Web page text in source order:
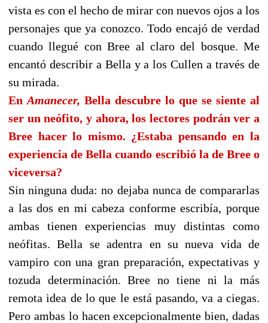
vista es con el hecho de mirar con nuevos ojos a los
personajes que ya conozco. Todo encajó de verdad
cuando llegué con Bree al claro del bosque. Me
encantó describir a Bella y a los Cullen a través de
su mirada.
En Amanecer, Bella descubre lo que se siente al
ser un neófito, y ahora, los lectores podrán ver a
Bree hacer lo mismo. ¿Estaba pensando en la
experiencia de Bella cuando escribió la de Bree o
viceversa?
Sin ninguna duda: no dejaba nunca de compararlas
a las dos en mi cabeza conforme escribía, porque
ambas tienen experiencias muy distintas como
neófitas. Bella se adentra en su nueva vida de
vampiro con una gran preparación, expectativas y
tozuda determinación. Bree no tiene ni la más
remota idea de lo que le está pasando, va a ciegas.
Pero ambas lo hacen excepcionalmente bien, dadas